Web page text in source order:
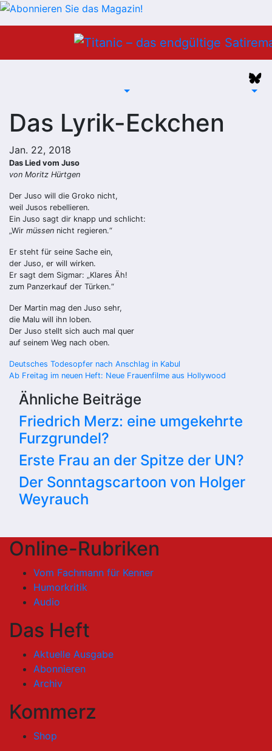
Das Lyrik-Eckchen
Jan. 22, 2018
Das Lied vom Juso
von Moritz Hürtgen
Der Juso will die Groko nicht,
weil Jusos rebellieren.
Ein Juso sagt dir knapp und schlicht:
„Wir müssen nicht regieren.“
Er steht für seine Sache ein,
der Juso, er will wirken.
Er sagt dem Sigmar: „Klares Äh!
zum Panzerkauf der Türken.“
Der Martin mag den Juso sehr,
die Malu will ihn loben.
Der Juso stellt sich auch mal quer
auf seinem Weg nach oben.
Beitragsnavigation
Deutsches Todesopfer nach Anschlag in Kabul
Ab Freitag im neuen Heft: Neue Frauenfilme aus Hollywood
Ähnliche Beiträge
Friedrich Merz: eine umgekehrte
Furzgrundel?
Erste Frau an der Spitze der UN?
Der Sonntagscartoon von Holger
Weyrauch
Online-Rubriken
Vom Fachmann für Kenner
Humorkritik
Audio
Das Heft
Aktuelle Ausgabe
Abonnieren
Archiv
Kommerz
Shop